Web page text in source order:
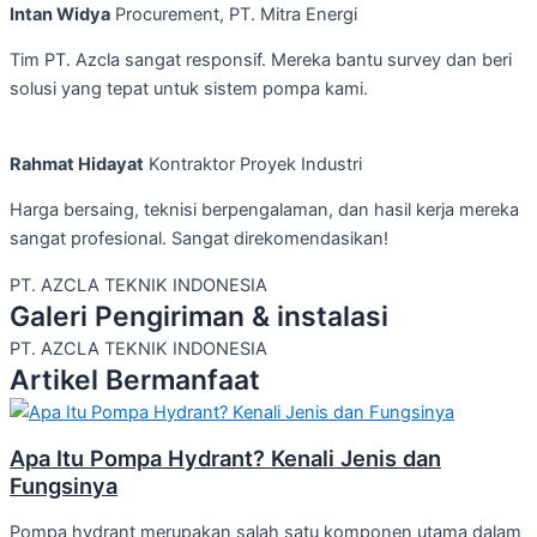
Intan Widya Procurement, PT. Mitra Energi
Tim PT. Azcla sangat responsif. Mereka bantu survey dan beri
solusi yang tepat untuk sistem pompa kami.
Rahmat Hidayat Kontraktor Proyek Industri
Harga bersaing, teknisi berpengalaman, dan hasil kerja mereka
sangat profesional. Sangat direkomendasikan!
PT. AZCLA TEKNIK INDONESIA
Galeri Pengiriman & instalasi
PT. AZCLA TEKNIK INDONESIA
Artikel Bermanfaat
Apa Itu Pompa Hydrant? Kenali Jenis dan
Fungsinya
Pompa hydrant merupakan salah satu komponen utama dalam